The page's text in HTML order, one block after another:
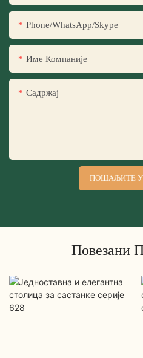
Phone/WhatsApp/Skype
Име Компаније
Садржај
ПОШАЉИТЕ
Повезани